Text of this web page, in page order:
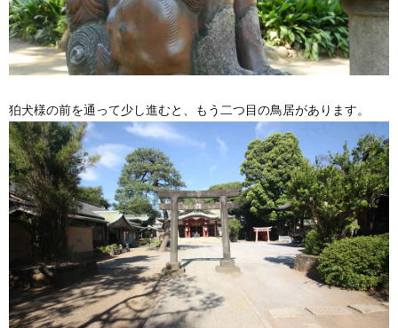
狛犬様の前を通って少し進むと、もう二つ目の鳥居があります。